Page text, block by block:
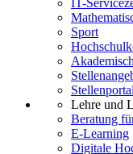
IT-
Sport
Stellenportal
Lehre und
Beratung
E-Learning
Digitale